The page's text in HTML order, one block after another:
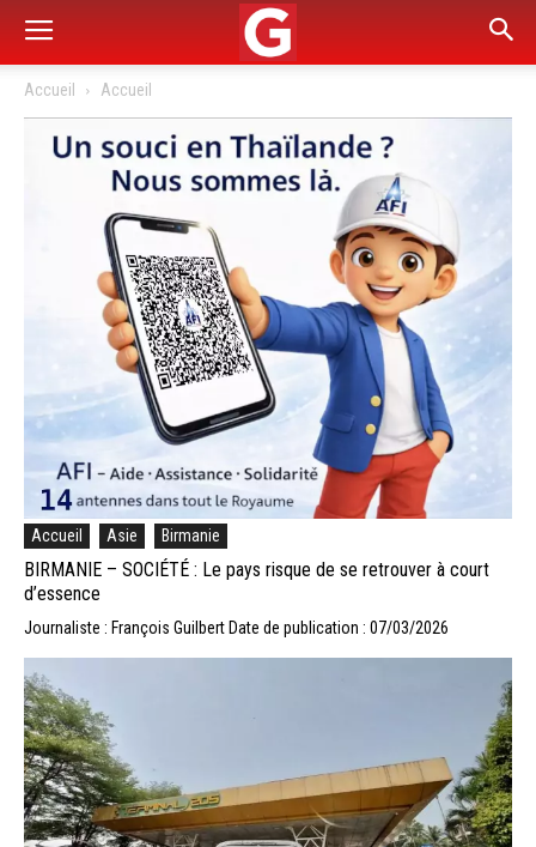
Accueil Accueil
Accueil Asie Birmanie
BIRMANIE – SOCIÉTÉ : Le pays risque de se retrouver à court
d’essence
Journaliste : François Guilbert Date de publication : 07/03/2026